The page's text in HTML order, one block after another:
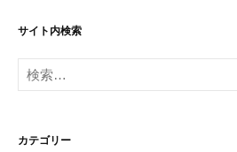
サイト内検索
検
索:
カテゴリー